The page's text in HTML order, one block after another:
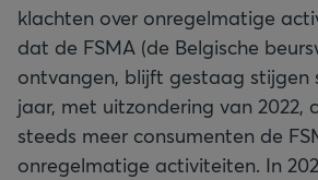
klachten over onregelmatige
dat de FSMA (de Belgische
ontvangen, blijft gestaag stijgen
jaar, met uitzondering van 2022,
steeds meer consumenten de
onregelmatige activiteiten. In